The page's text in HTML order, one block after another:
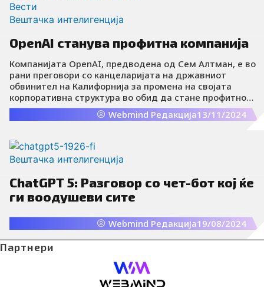
Вести
Вештачка интелигенција
OpenAI станува профитна компанија
Компанијата OpenAI, предводена од Сем Алтман, е во
рани преговори со канцеларијата на државниот
обвинител на Калифорнија за промена на својата
корпоративна структура во обид да стане профитно
претпријатие, известува Блумберг, повикувајќи се на
инсајдери.
Webmind Редакција13/11/2024
Вештачка интелигенција
ChatGPT 5: Разговор со чет-бот кој ќе
ги воодушеви сите
Webmind Редакција19/08/2024
Партнери